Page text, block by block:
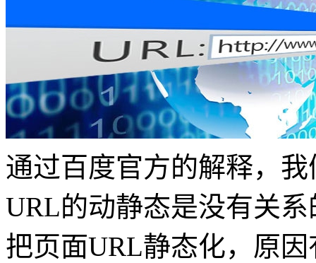
通过百度官方的解释，
URL的动静态是没有关
把页面URL静态化，原